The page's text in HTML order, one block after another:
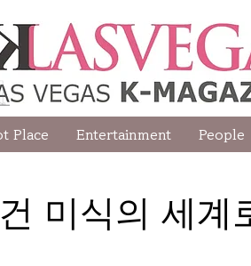
Place Entertainment People
미식의 세계